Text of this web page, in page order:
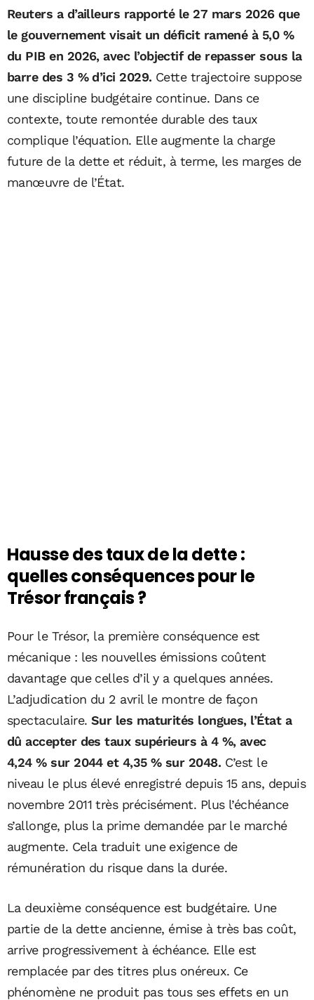
Reuters a d’ailleurs rapporté le 27 mars 2026 que
le gouvernement visait un déficit ramené à 5,0 %
du PIB en 2026, avec l’objectif de repasser sous la
barre des 3 % d’ici 2029. Cette trajectoire suppose
une discipline budgétaire continue. Dans ce
contexte, toute remontée durable des taux
complique l’équation. Elle augmente la charge
future de la dette et réduit, à terme, les marges de
manœuvre de l’État.
Hausse des taux de la dette :
quelles conséquences pour le
Trésor français ?
Pour le Trésor, la première conséquence est
mécanique : les nouvelles émissions coûtent
davantage que celles d’il y a quelques années.
L’adjudication du 2 avril le montre de façon
spectaculaire. Sur les maturités longues, l’État a
dû accepter des taux supérieurs à 4 %, avec
4,24 % sur 2044 et 4,35 % sur 2048. C’est le
niveau le plus élevé enregistré depuis 15 ans, depuis
novembre 2011 très précisément. Plus l’échéance
s’allonge, plus la prime demandée par le marché
augmente. Cela traduit une exigence de
rémunération du risque dans la durée.
La deuxième conséquence est budgétaire. Une
partie de la dette ancienne, émise à très bas coût,
arrive progressivement à échéance. Elle est
remplacée par des titres plus onéreux. Ce
phénomène ne produit pas tous ses effets en un